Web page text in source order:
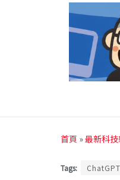
首頁 »最新科
Tags: ChatGPT